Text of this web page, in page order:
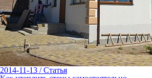
2014-11-13 / Статья